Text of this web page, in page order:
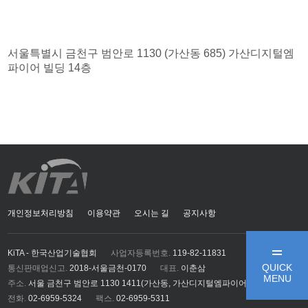
QUICK
MENU
서울특별시 금천구 범안로 1130 (가산동 685) 가산디지털엠
파이어 빌딩 14층
개인정보처리방침 이용약관 오시는 길 공지사항
KiTA - 한국산업기술협회 사업자등록번호. 119-82-11831
통신판매업신고. 2018-서울금천-0170 대표. 이춘삼
주소. 서울 금천구 범안로 1130 1411(가산동, 가산디지털엠파이어)
전화. 02-6959-5324 팩스. 02-6959-5311